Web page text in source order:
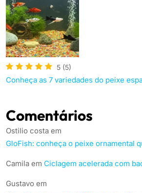
5 (5)
Conheça as 7 variedades do peixe
Comentários
Ostilio costa em
GloFish: conheça o peixe ornamental
Camila em Ciclagem acelerada com
Gustavo em